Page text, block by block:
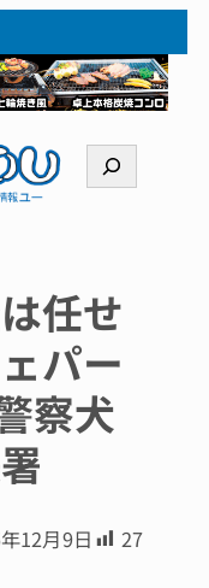
索
任せ
パー
察犬
12月9日 27